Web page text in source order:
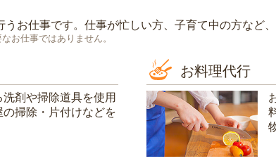
うお仕事です。仕事が忙しい方、子育て中の方など
お仕事ではありません。
剤や掃除道具を使用
の掃除・片付けなどを
お料理代行